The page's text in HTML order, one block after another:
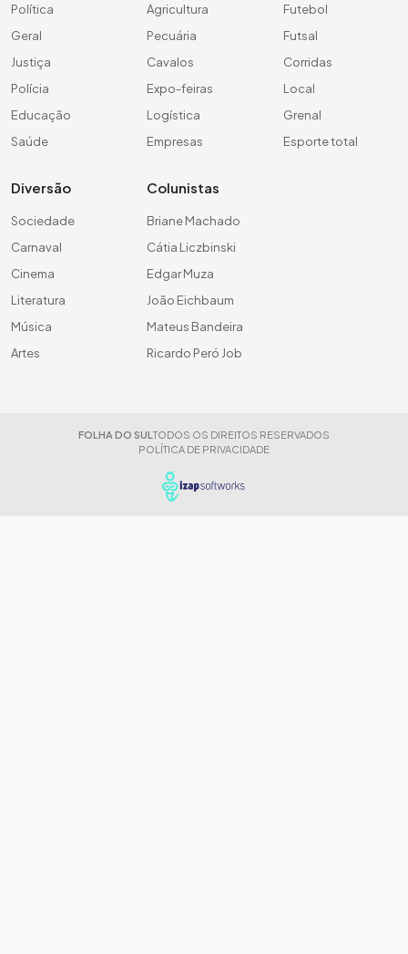
Política
Geral
Justiça
Polícia
Educação
Saúde
Agricultura
Pecuária
Cavalos
Expo-feiras
Logística
Empresas
Futebol
Futsal
Corridas
Local
Grenal
Esporte total
Diversão
Sociedade
Carnaval
Cinema
Literatura
Música
Artes
Colunistas
Briane Machado
Cátia Liczbinski
Edgar Muza
João Eichbaum
Mateus Bandeira
Ricardo Peró Job
FOLHA DO SUL TODOS OS DIREITOS RESERVADOS
POLÍTICA DE PRIVACIDADE